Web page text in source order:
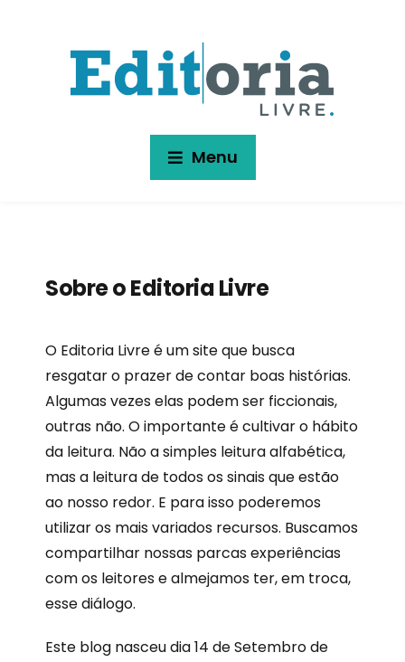
Menu
Sobre o Editoria Livre
O Editoria Livre é um site que busca
resgatar o prazer de contar boas histórias.
Algumas vezes elas podem ser ficcionais,
outras não. O importante é cultivar o hábito
da leitura. Não a simples leitura alfabética,
mas a leitura de todos os sinais que estão
ao nosso redor. E para isso poderemos
utilizar os mais variados recursos. Buscamos
compartilhar nossas parcas experiências
com os leitores e almejamos ter, em troca,
esse diálogo.
Este blog nasceu dia 14 de Setembro de